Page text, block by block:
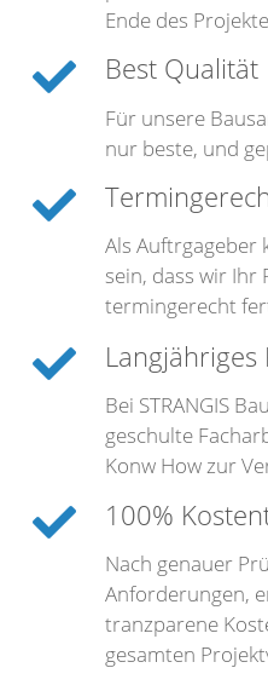
Ende des
Best Qualität
Für unsere
nur beste, und
Als Auftrgageber
sein, dass wir Ihr
termingerecht
Bei STRANGIS
geschulte
Konw How zur
100%
Nach genauer
Anforderungen,
tranzparene
gesamten